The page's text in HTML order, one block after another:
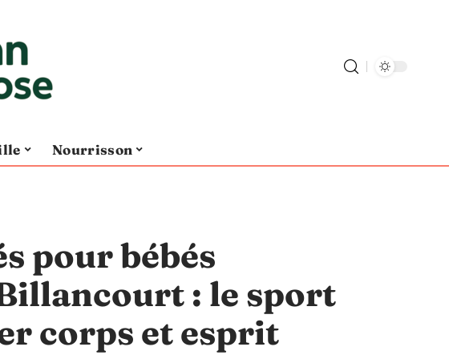
Nourrisson
pour bébés
: le sport
corps et esprit